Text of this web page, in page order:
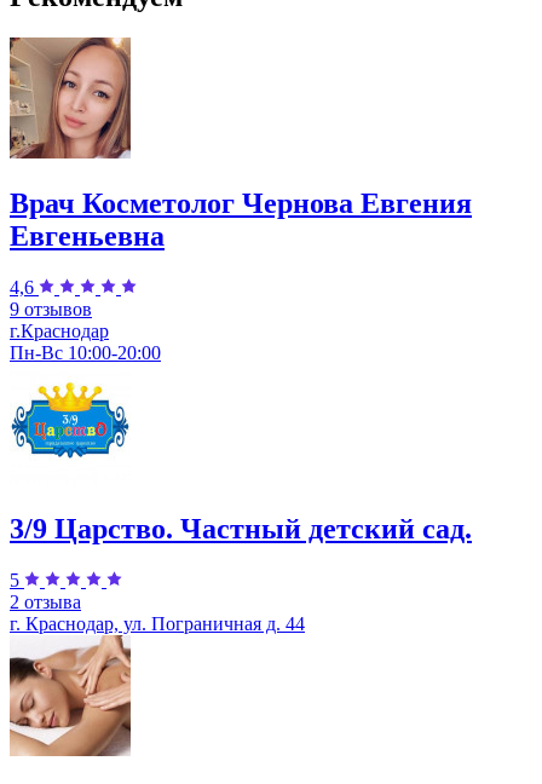
Врач Косметолог Чернова Евгения
Евгеньевна
4,6
9 отзывов
г.Краснодар
Пн-Вс 10:00-20:00
3/9 Царство. Частный детский сад.
5
2 отзыва
г. Краснодар, ул. Пограничная д. 44